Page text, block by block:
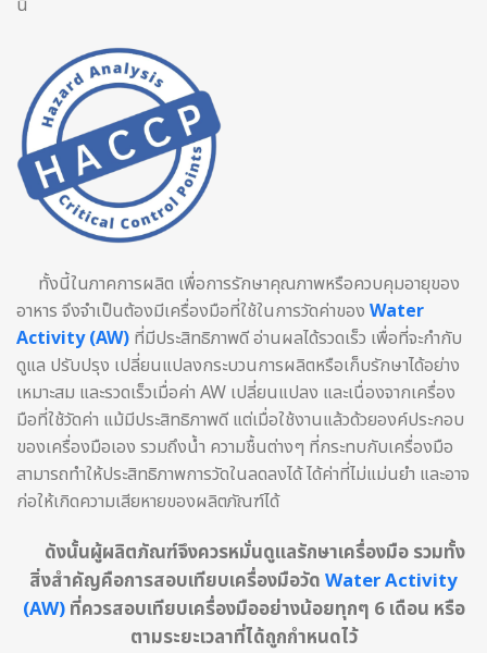
นี้
ทั้งนี้ในภาคการผลิต เพื่อการรักษาคุณภาพหรือควบคุมอายุของ
อาหาร จึงจำเป็นต้องมีเครื่องมือที่ใช้ในการวัดค่าของ Water
Activity (AW) ที่มีประสิทธิภาพดี อ่านผลได้รวดเร็ว เพื่อที่จะกำกับ
ดูแล ปรับปรุง เปลี่ยนแปลงกระบวนการผลิตหรือเก็บรักษาได้อย่าง
เหมาะสม และรวดเร็วเมื่อค่า AW เปลี่ยนแปลง และเนื่องจากเครื่อง
มือที่ใช้วัดค่า แม้มีประสิทธิภาพดี แต่เมื่อใช้งานแล้วด้วยองค์ประกอบ
ของเครื่องมือเอง รวมถึงน้ำ ความชื้นต่างๆ ที่กระทบกับเครื่องมือ
สามารถทำให้ประสิทธิภาพการวัดในลดลงได้ ได้ค่าที่ไม่แม่นยำ และอาจ
ก่อให้เกิดความเสียหายของผลิตภัณฑ์ได้
ดังนั้นผู้ผลิตภัณฑ์จึงควรหมั่นดูแลรักษาเครื่องมือ รวมทั้ง
สิ่งสำคัญคือการสอบเทียบเครื่องมือวัดWater Activity
(AW)ที่ควรสอบเทียบเครื่องมืออย่างน้อยทุกๆ 6 เดือน หรือ
ตามระยะเวลาที่ได้ถูกกำหนดไว้